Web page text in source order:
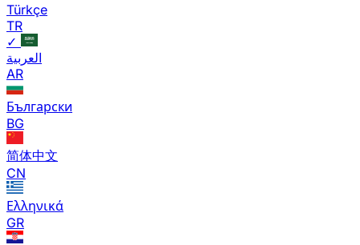
Türkçe
TR
✓
العربية
AR
Български
BG
简体中文
CN
Ελληνικά
GR